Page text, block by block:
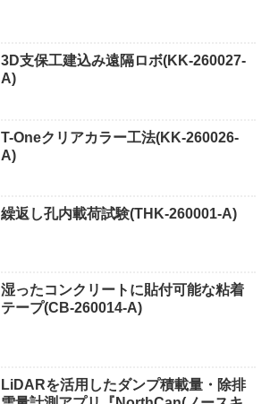
3D支保工建込み遠隔ロボ(KK-260027-
A)
T-Oneクリアカラー工法(KK-260026-
A)
繰返し孔内載荷試験(THK-260001-A)
湿ったコンクリートに貼付可能な粘着
テープ(CB-260014-A)
LiDARを活用したダンプ積載量・除排